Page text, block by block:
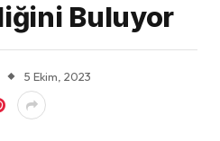
Buluyor
5 Ekim, 2023